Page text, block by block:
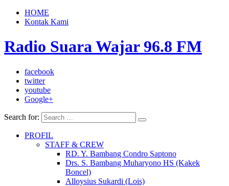
HOME
Kontak Kami
Radio Suara Wajar 96.8 FM
facebook
twitter
youtube
Google+
Search for:
PROFIL
STAFF & CREW
RD. Y. Bambang Condro Saptono
Drs. S. Bambang Muharyono HS (Kakek
Boncel)
Alloysius Sukardi (Lois)